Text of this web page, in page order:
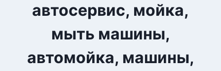
автосервис, мойка,
мыть машины,
автомойка, машины,